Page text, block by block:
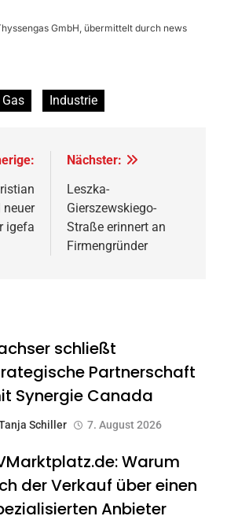
GmbH, übermittelt durch news
Gas Industrie
igefa
Nächster:
Leszka-
Gierszewskiego-
Straße erinnert an
Firmengründer
schließt
Partnerschaft
Synergie Canada
Schiller 7. August 2026
Warum
der Verkauf über einen
Anbieter